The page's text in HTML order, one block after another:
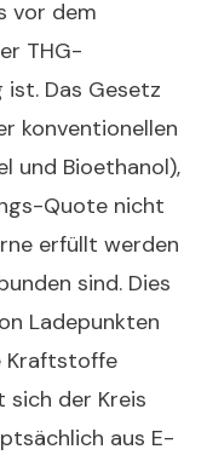
vor dem
THG-
Das Gesetz
konventionellen
und Bioethanol),
Quote nicht
erfüllt werden
sind. Dies
Ladepunkten
Kraftstoffe
sich der Kreis
aus E-